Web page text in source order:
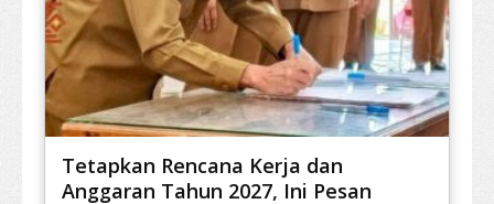
Tetapkan Rencana Kerja dan
Anggaran Tahun 2027, Ini Pesan